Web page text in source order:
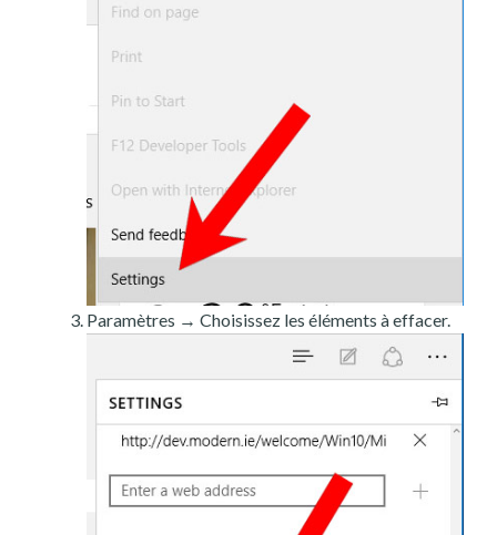
Paramètres → Choisissez les éléments à effacer.